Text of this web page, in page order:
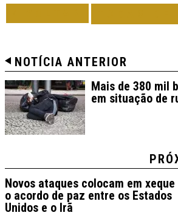
NOTÍCIA ANTERIOR
Mais de 380 mil
em situação de
Novos ataques colocam em xeque
o acordo de paz entre os Estados
Unidos e o Irã